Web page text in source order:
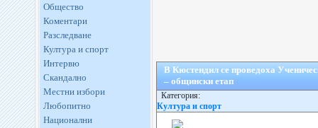
Общество
Коментари
Разследване
Култура и спорт
Интервю
Скандално
Местни избори
Любопитно
Национални
В Кюстендил се проведоха
– общински етап
Категория:
Култура и спорт